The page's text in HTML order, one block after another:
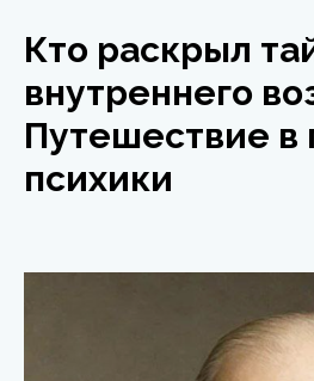
Кто раскрыл
внутреннего
Путешествие в
психики